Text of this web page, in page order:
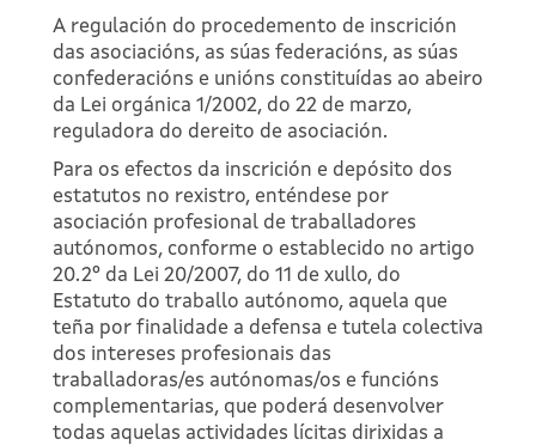
A regulación do procedemento de inscrición
das asociacións, as súas federacións, as súas
confederacións e unións constituídas ao abeiro
da Lei orgánica 1/2002, do 22 de marzo,
reguladora do dereito de asociación.
Para os efectos da inscrición e depósito dos
estatutos no rexistro, enténdese por
asociación profesional de traballadores
autónomos, conforme o establecido no artigo
20.2º da Lei 20/2007, do 11 de xullo, do
Estatuto do traballo autónomo, aquela que
teña por finalidade a defensa e tutela colectiva
dos intereses profesionais das
traballadoras/es autónomas/os e funcións
complementarias, que poderá desenvolver
todas aquelas actividades lícitas dirixidas a